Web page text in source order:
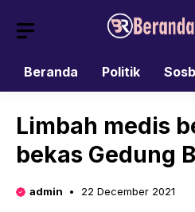
Beranda
Politik
Limbah medis
bekas Gedung
admin 22 December 2021